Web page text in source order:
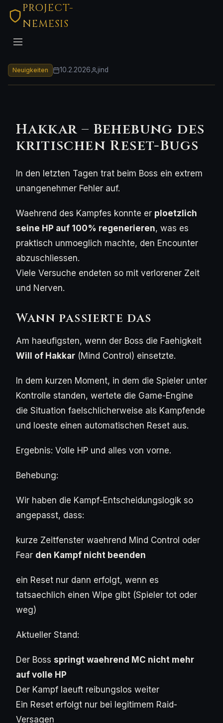
PROJECT-
NEMESIS
Neuigkeiten 10.2.2026 jind
Hakkar – Behebung des
kritischen Reset-Bugs
In den letzten Tagen trat beim Boss ein extrem
unangenehmer Fehler auf.
Waehrend des Kampfes konnte er ploetzlich
seine HP auf 100% regenerieren, was es
praktisch unmoeglich machte, den Encounter
abzuschliessen.
Viele Versuche endeten so mit verlorener Zeit
und Nerven.
Wann passierte das
Am haeufigsten, wenn der Boss die Faehigkeit
Will of Hakkar (Mind Control) einsetzte.
In dem kurzen Moment, in dem die Spieler unter
Kontrolle standen, wertete die Game-Engine
die Situation faelschlicherweise als Kampfende
und loeste einen automatischen Reset aus.
Ergebnis: Volle HP und alles von vorne.
Behebung:
Wir haben die Kampf-Entscheidungslogik so
angepasst, dass:
kurze Zeitfenster waehrend Mind Control oder
Fear den Kampf nicht beenden
ein Reset nur dann erfolgt, wenn es
tatsaechlich einen Wipe gibt (Spieler tot oder
weg)
Aktueller Stand:
Der Boss springt waehrend MC nicht mehr
auf volle HP
Der Kampf laeuft reibungslos weiter
Ein Reset erfolgt nur bei legitimem Raid-
Versagen